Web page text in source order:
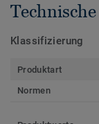
Klassifizierung
Produktart
Normen